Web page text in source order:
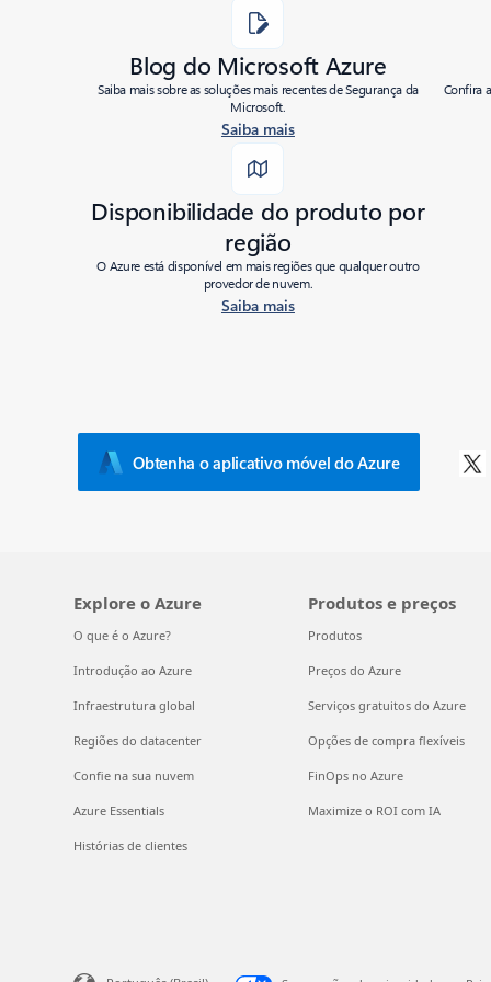
03/01/2023
Blog do Microsoft Azure
Saiba mais sobre as soluções mais recentes de Segurança da
Microsoft.
Saiba mais
Confira
Disponibilidade do produto por
região
O Azure está disponível em mais regiões que qualquer outro
provedor de nuvem.
Saiba mais
Obtenha o aplicativo móvel do Azure
Explore o Azure
O que é o Azure?
Introdução ao Azure
Infraestrutura global
Regiões do datacenter
Confie na sua nuvem
Azure Essentials
Histórias de clientes
Produtos e preços
Produtos
Preços do Azure
Serviços gratuitos do Azure
Opções de compra flexíveis
FinOps no Azure
Maximize o ROI com IA